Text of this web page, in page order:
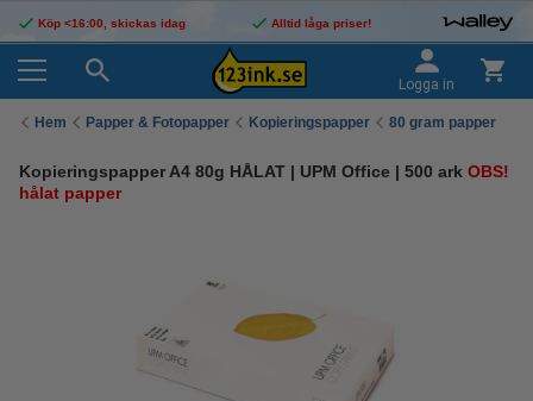
Köp <16:00, skickas idag Alltid låga priser!
Logga in
Hem Papper & Fotopapper Kopieringspapper 80 gram papper
Kopieringspapper A4 80g HÅLAT | UPM Office | 500 ark OBS!
hålat papper